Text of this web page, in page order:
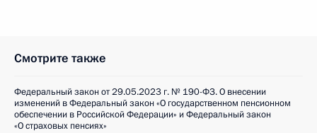
Смотрите также
Федеральный закон от 29.05.2023 г. № 190-ФЗ. О внесении
изменений в Федеральный закон «О государственном пенсионном
обеспечении в Российской Федерации» и Федеральный закон
«О страховых пенсиях»